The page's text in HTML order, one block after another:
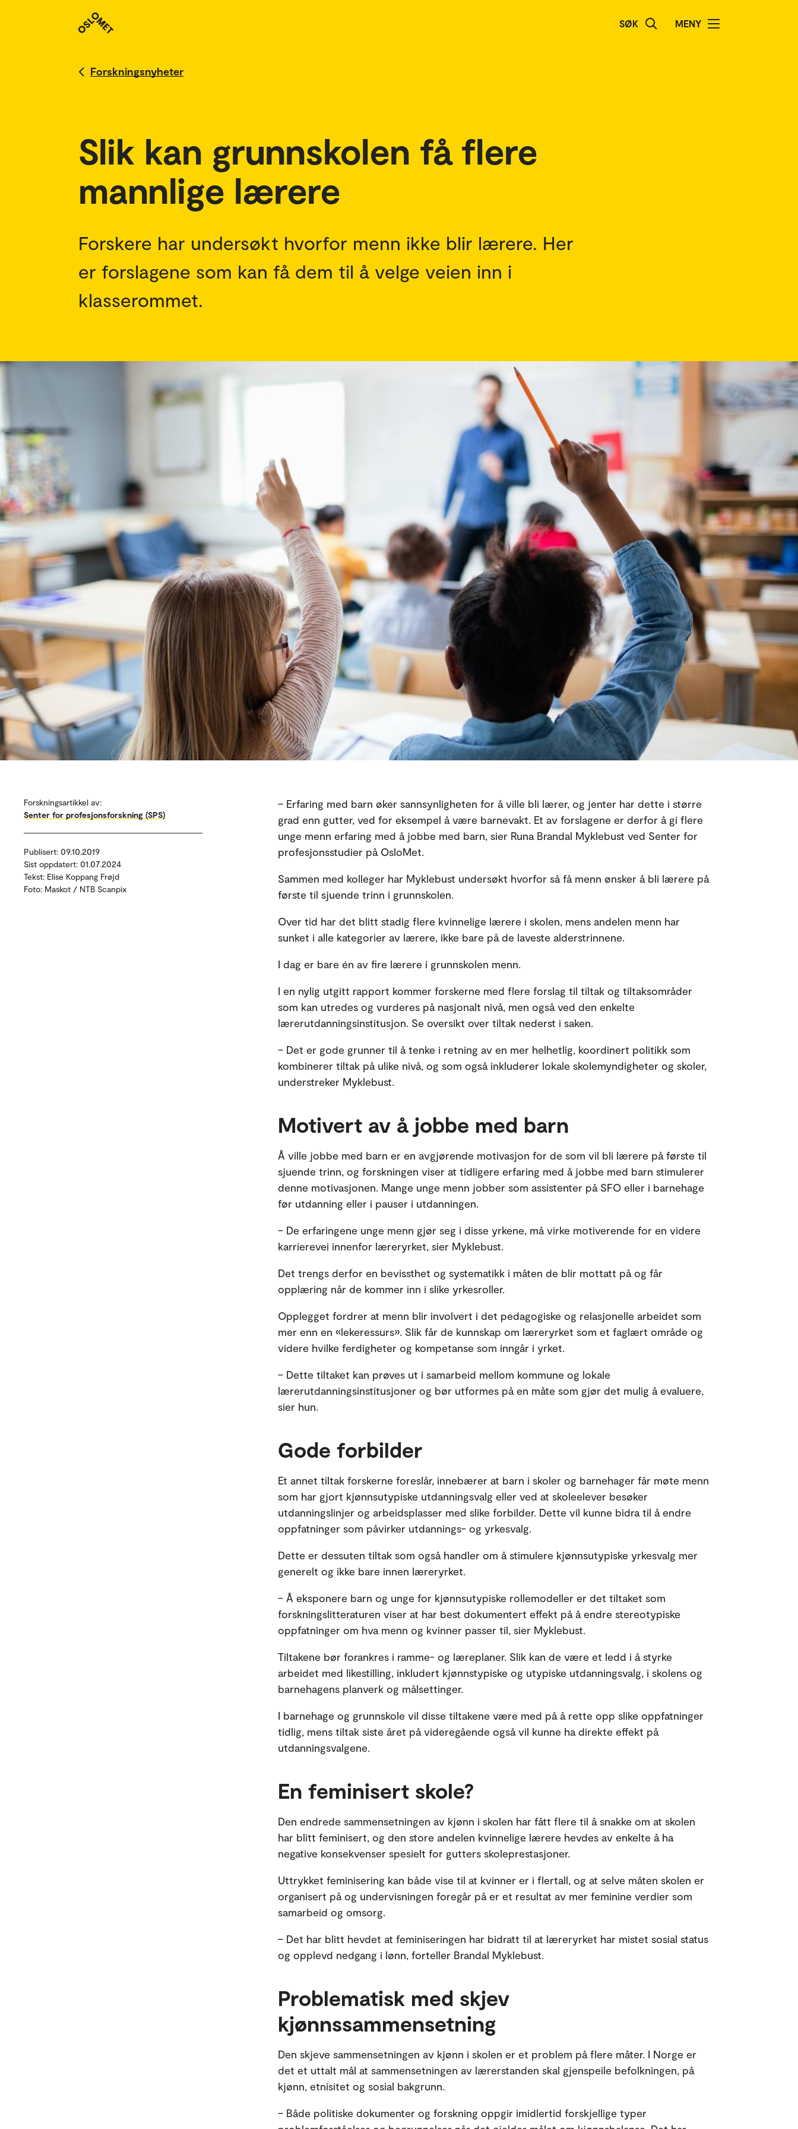
SØK MENY
Forskningsnyheter
Slik kan grunnskolen få flere
mannlige lærere
Forskere har undersøkt hvorfor menn ikke blir lærere. Her
er forslagene som kan få dem til å velge veien inn i
klasserommet.
Forskningsartikkel av:
Senter for profesjonsforskning (SPS)
Publisert: 09.10.2019
Sist oppdatert: 01.07.2024
Tekst: Elise Koppang Frøjd
Foto: Maskot / NTB Scanpix
– Erfaring med barn øker sannsynligheten for å ville bli lærer, og jenter har dette i større
grad enn gutter, ved for eksempel å være barnevakt. Et av forslagene er derfor å gi flere
unge menn erfaring med å jobbe med barn, sier Runa Brandal Myklebust ved Senter for
profesjonsstudier på OsloMet.
Sammen med kolleger har Myklebust undersøkt hvorfor så få menn ønsker å bli lærere på
første til sjuende trinn i grunnskolen.
Over tid har det blitt stadig flere kvinnelige lærere i skolen, mens andelen menn har
sunket i alle kategorier av lærere, ikke bare på de laveste alderstrinnene.
I dag er bare én av fire lærere i grunnskolen menn.
I en nylig utgitt rapport kommer forskerne med flere forslag til tiltak og tiltaksområder
som kan utredes og vurderes på nasjonalt nivå, men også ved den enkelte
lærerutdanningsinstitusjon. Se oversikt over tiltak nederst i saken.
– Det er gode grunner til å tenke i retning av en mer helhetlig, koordinert politikk som
kombinerer tiltak på ulike nivå, og som også inkluderer lokale skolemyndigheter og skoler,
understreker Myklebust.
Motivert av å jobbe med barn
Å ville jobbe med barn er en avgjørende motivasjon for de som vil bli lærere på første til
sjuende trinn, og forskningen viser at tidligere erfaring med å jobbe med barn stimulerer
denne motivasjonen. Mange unge menn jobber som assistenter på SFO eller i barnehage
før utdanning eller i pauser i utdanningen.
– De erfaringene unge menn gjør seg i disse yrkene, må virke motiverende for en videre
karrierevei innenfor læreryrket, sier Myklebust.
Det trengs derfor en bevissthet og systematikk i måten de blir mottatt på og får
opplæring når de kommer inn i slike yrkesroller.
Opplegget fordrer at menn blir involvert i det pedagogiske og relasjonelle arbeidet som
mer enn en «lekeressurs». Slik får de kunnskap om læreryrket som et faglært område og
videre hvilke ferdigheter og kompetanse som inngår i yrket.
– Dette tiltaket kan prøves ut i samarbeid mellom kommune og lokale
lærerutdanningsinstitusjoner og bør utformes på en måte som gjør det mulig å evaluere,
sier hun.
Gode forbilder
Et annet tiltak forskerne foreslår, innebærer at barn i skoler og barnehager får møte menn
som har gjort kjønnsutypiske utdanningsvalg eller ved at skoleelever besøker
utdanningslinjer og arbeidsplasser med slike forbilder. Dette vil kunne bidra til å endre
oppfatninger som påvirker utdannings- og yrkesvalg.
Dette er dessuten tiltak som også handler om å stimulere kjønnsutypiske yrkesvalg mer
generelt og ikke bare innen læreryrket.
– Å eksponere barn og unge for kjønnsutypiske rollemodeller er det tiltaket som
forskningslitteraturen viser at har best dokumentert effekt på å endre stereotypiske
oppfatninger om hva menn og kvinner passer til, sier Myklebust.
Tiltakene bør forankres i ramme- og læreplaner. Slik kan de være et ledd i å styrke
arbeidet med likestilling, inkludert kjønnstypiske og utypiske utdanningsvalg, i skolens og
barnehagens planverk og målsettinger.
I barnehage og grunnskole vil disse tiltakene være med på å rette opp slike oppfatninger
tidlig, mens tiltak siste året på videregående også vil kunne ha direkte effekt på
utdanningsvalgene.
En feminisert skole?
Den endrede sammensetningen av kjønn i skolen har fått flere til å snakke om at skolen
har blitt feminisert, og den store andelen kvinnelige lærere hevdes av enkelte å ha
negative konsekvenser spesielt for gutters skoleprestasjoner.
Uttrykket feminisering kan både vise til at kvinner er i flertall, og at selve måten skolen er
organisert på og undervisningen foregår på er et resultat av mer feminine verdier som
samarbeid og omsorg.
– Det har blitt hevdet at feminiseringen har bidratt til at læreryrket har mistet sosial status
og opplevd nedgang i lønn, forteller Brandal Myklebust.
Problematisk med skjev
kjønnssammensetning
Den skjeve sammensetningen av kjønn i skolen er et problem på flere måter. I Norge er
det et uttalt mål at sammensetningen av lærerstanden skal gjenspeile befolkningen, på
kjønn, etnisitet og sosial bakgrunn.
– Både politiske dokumenter og forskning oppgir imidlertid forskjellige typer